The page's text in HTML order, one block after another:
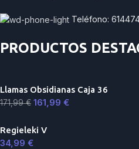
Teléfono:
PRODUCTOS
Llamas Obsidianas Caja 36
171,99€ 161,99 €
Regieleki V
34,99 €